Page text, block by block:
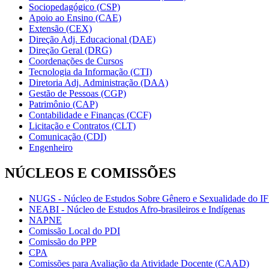
Sociopedagógico (CSP)
Apoio ao Ensino (CAE)
Extensão (CEX)
Direção Adj. Educacional (DAE)
Direção Geral (DRG)
Coordenações de Cursos
Tecnologia da Informação (CTI)
Diretoria Adj. Administração (DAA)
Gestão de Pessoas (CGP)
Patrimônio (CAP)
Contabilidade e Finanças (CCF)
Licitação e Contratos (CLT)
Comunicação (CDI)
Engenheiro
NÚCLEOS E COMISSÕES
NUGS - Núcleo de Estudos Sobre Gênero e Sexualidade do
NEABI - Núcleo de Estudos Afro-brasileiros e Indígenas
NAPNE
Comissão Local do PDI
Comissão do PPP
CPA
Comissões para Avaliação da Atividade Docente (CAAD)